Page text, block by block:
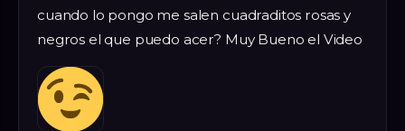
cuando lo pongo me salen cuadraditos rosas y
negros el que puedo acer? Muy Bueno el Video